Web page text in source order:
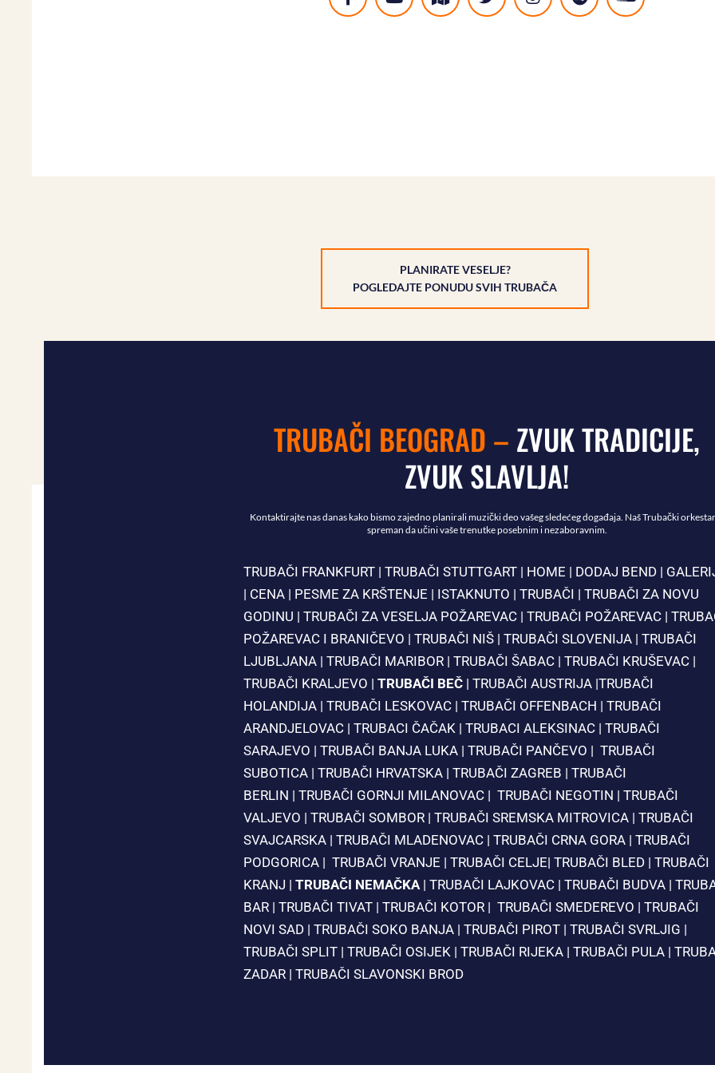
PLANIRATE VESELJE?
POGLEDAJTE PONUDU SVIH TRUBAČA
TRUBAČI BEOGRAD – ZVUK TRADICIJE,
ZVUK SLAVLJA!
Kontaktirajte nas danas kako bismo zajedno planirali muzički deo vašeg sledećeg događaja. Naš Trubački
spreman da učini vaše trenutke posebnim i nezaboravnim.
TRUBAČI FRANKFURT | TRUBAČI STUTTGART | HOME | DODAJ BEND |
| CENA | PESME ZA KRŠTENJE | ISTAKNUTO | TRUBAČI | TRUBAČI ZA NOVU
GODINU | TRUBAČI ZA VESELJA POŽAREVAC | TRUBAČI POŽAREVAC |
POŽAREVAC I BRANIČEVO | TRUBAČI NIŠ | TRUBAČI SLOVENIJA | TRUBAČI
LJUBLJANA | TRUBAČI MARIBOR | TRUBAČI ŠABAC | TRUBAČI KRUŠEVAC |
TRUBAČI KRALJEVO | TRUBAČI BEČ | TRUBAČI AUSTRIJA |TRUBAČI
HOLANDIJA | TRUBAČI LESKOVAC | TRUBAČI OFFENBACH | TRUBAČI
ARANDJELOVAC | TRUBACI ČAČAK | TRUBACI ALEKSINAC | TRUBAČI
SARAJEVO | TRUBAČI BANJA LUKA | TRUBAČI PANČEVO | TRUBAČI
SUBOTICA | TRUBAČI HRVATSKA | TRUBAČI ZAGREB | TRUBAČI
BERLIN | TRUBAČI GORNJI MILANOVAC | TRUBAČI NEGOTIN | TRUBAČI
VALJEVO | TRUBAČI SOMBOR | TRUBAČI SREMSKA MITROVICA | TRUBAČI
SVAJCARSKA | TRUBAČI MLADENOVAC | TRUBAČI CRNA GORA | TRUBAČI
PODGORICA | TRUBAČI VRANJE | TRUBAČI CELJE| TRUBAČI BLED | TRUBAČI
KRANJ | TRUBAČI NEMAČKA| TRUBAČI LAJKOVAC | TRUBAČI BUDVA |
BAR | TRUBAČI TIVAT | TRUBAČI KOTOR | TRUBAČI SMEDEREVO | TRUBAČI
NOVI SAD | TRUBAČI SOKO BANJA | TRUBAČI PIROT | TRUBAČI SVRLJIG |
TRUBAČI SPLIT | TRUBAČI OSIJEK | TRUBAČI RIJEKA | TRUBAČI PULA |
ZADAR | TRUBAČI SLAVONSKI BROD